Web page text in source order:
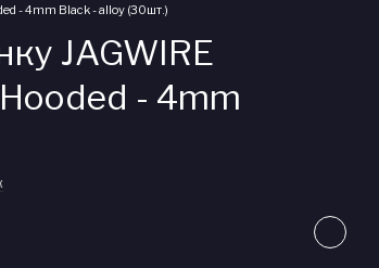
- 4mm Black - alloy (30шт.)
JAGWIRE
- 4mm